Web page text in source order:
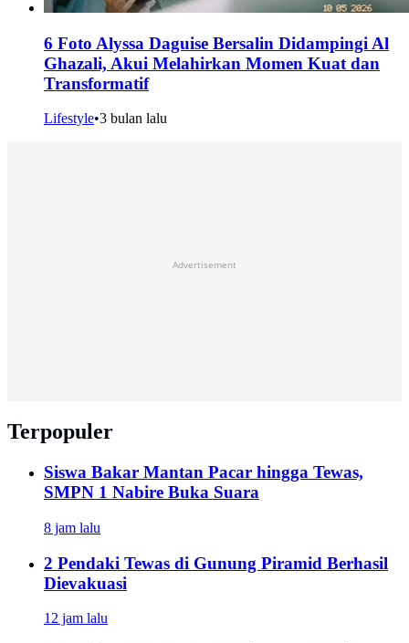
6 Foto Alyssa Daguise Bersalin Didampingi Al
Ghazali, Akui Melahirkan Momen Kuat dan
Transformatif
Lifestyle•3 bulan lalu
Advertisement
Terpopuler
Siswa Bakar Mantan Pacar hingga Tewas,
SMPN 1 Nabire Buka Suara
8 jam lalu
2 Pendaki Tewas di Gunung Piramid Berhasil
Dievakuasi
12 jam lalu